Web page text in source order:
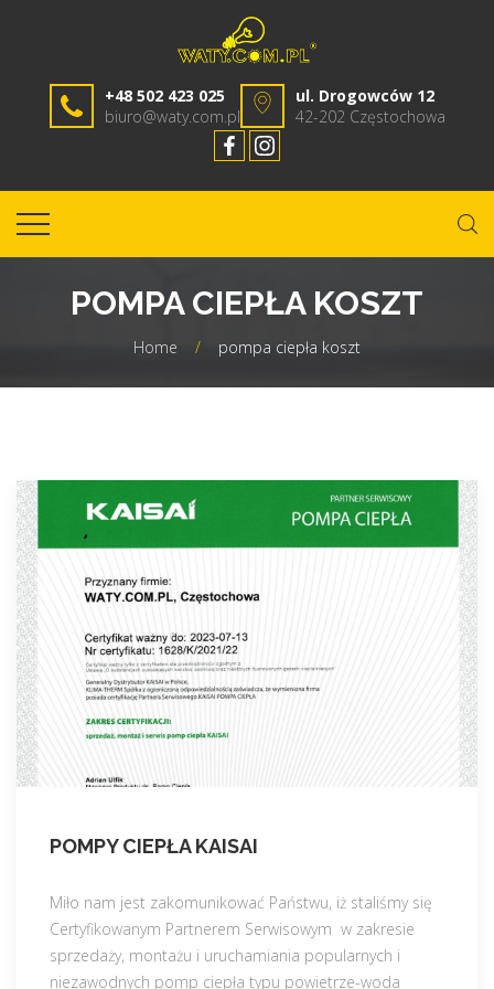
+48 502 423 025
biuro@waty.com.pl
ul. Drogowców 12
42-202 Częstochowa
POMPA CIEPŁA KOSZT
Home / pompa ciepła koszt
POMPY CIEPŁA KAISAI
Miło nam jest zakomunikować Państwu, iż staliśmy się
Certyfikowanym Partnerem Serwisowym w zakresie
sprzedaży, montażu i uruchamiania popularnych i
niezawodnych pomp ciepła typu powietrze-woda